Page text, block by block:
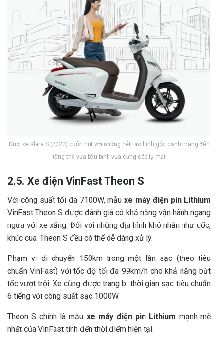
Đuôi xe Klara S (2022) cuốn hút với những nét tạo hình góc cạnh mang đến
tổng thể vừa bầu bĩnh vừa cứng cáp lạ mắt
2.5. Xe điện VinFast Theon S
Với công suất tối đa 7100W, mẫuxe máy điện pin Lithium
VinFast Theon S được đánh giá có khả năng vận hành ngang
ngửa với xe xăng. Đối với những địa hình khó nhằn như dốc,
khúc cua, Theon S đều có thể dễ dàng xử lý.
Phạm vi di chuyển 150km trong một lần sạc (theo tiêu
chuẩn VinFast) với tốc độ tối đa 99km/h cho khả năng bứt
tốc vượt trội. Xe cũng được trang bị thời gian sạc tiêu chuẩn
6 tiếng với công suất sạc 1000W.
Theon S chính là mẫu xe máy điện pin Lithium mạnh mẽ
nhất của VinFast tính đến thời điểm hiện tại.